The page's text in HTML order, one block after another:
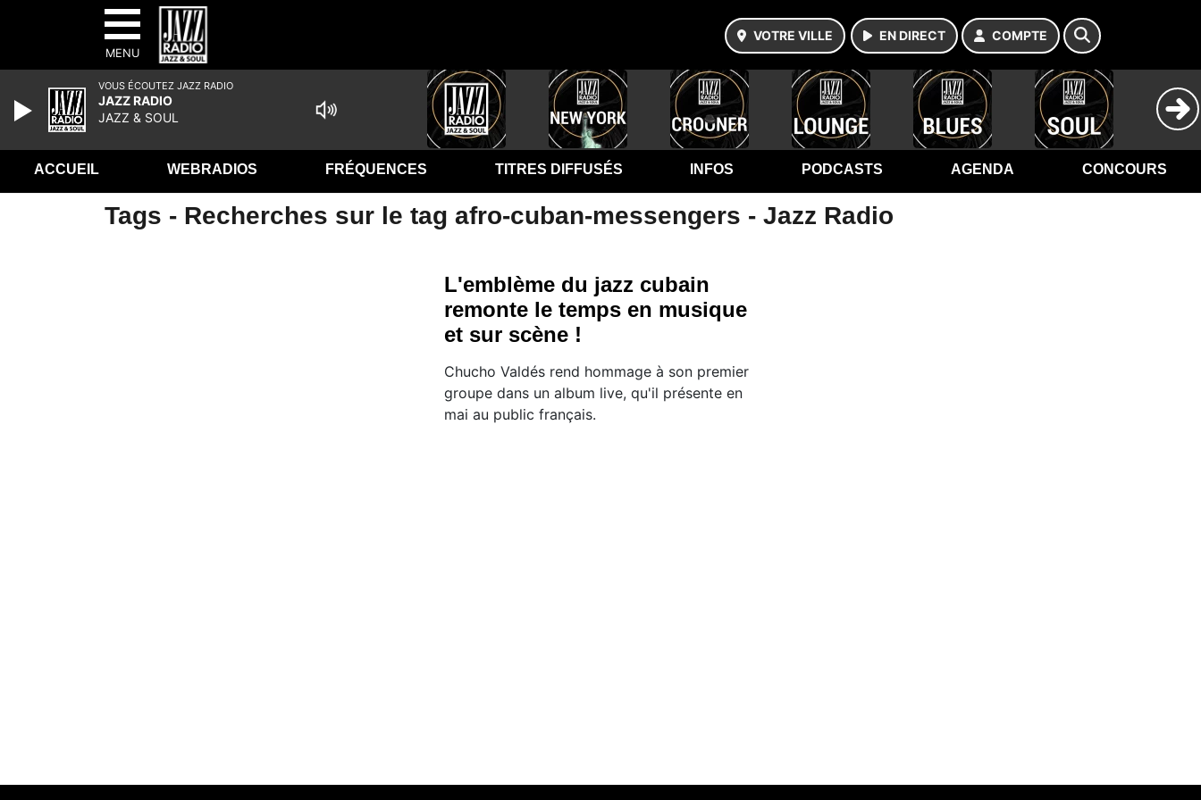
MENU
VOTRE VILLE EN DIRECT COMPTE
ACCUEIL WEBRADIOS FRÉQUENCES TITRES DIFFUSÉS INFOS PODCASTS AGENDA CONCOURS
Tags - Recherches sur le tag afro-cuban-messengers - Jazz Radio
L'emblème du jazz cubain
remonte le temps en musique
et sur scène !
Chucho Valdés rend hommage à son premier
groupe dans un album live, qu'il présente en
mai au public français.
VOUS ÉCOUTEZ JAZZ RADIO
JAZZ RADIO
JAZZ & SOUL